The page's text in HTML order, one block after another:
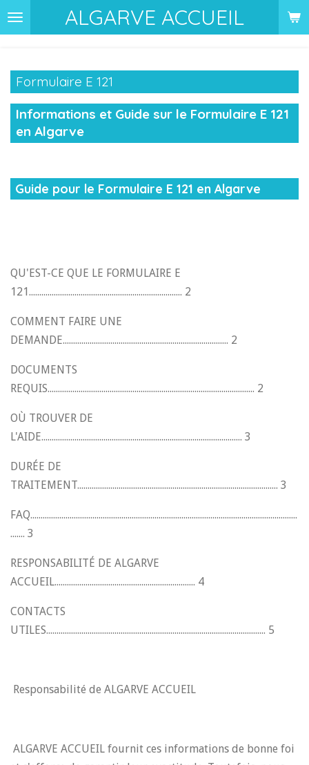
Passer
au
principal
ALGARVE ACCUEIL
Formulaire E 121
Informations et Guide sur le Formulaire E 121
en Algarve
Guide pour le Formulaire E 121 en Algarve
QU'EST-CE QUE LE FORMULAIRE E
121.......................................................................... 2
COMMENT FAIRE UNE
DEMANDE................................................................................ 2
DOCUMENTS
REQUIS.................................................................................................... 2
OÙ TROUVER DE
L'AIDE................................................................................................. 3
DURÉE DE
TRAITEMENT................................................................................................. 3
FAQ.................................................................................................................................
....... 3
RESPONSABILITÉ DE ALGARVE
ACCUEIL.................................................................... 4
CONTACTS
UTILES.......................................................................................................... 5
Responsabilité de ALGARVE ACCUEIL
ALGARVE ACCUEIL fournit ces informations de bonne foi